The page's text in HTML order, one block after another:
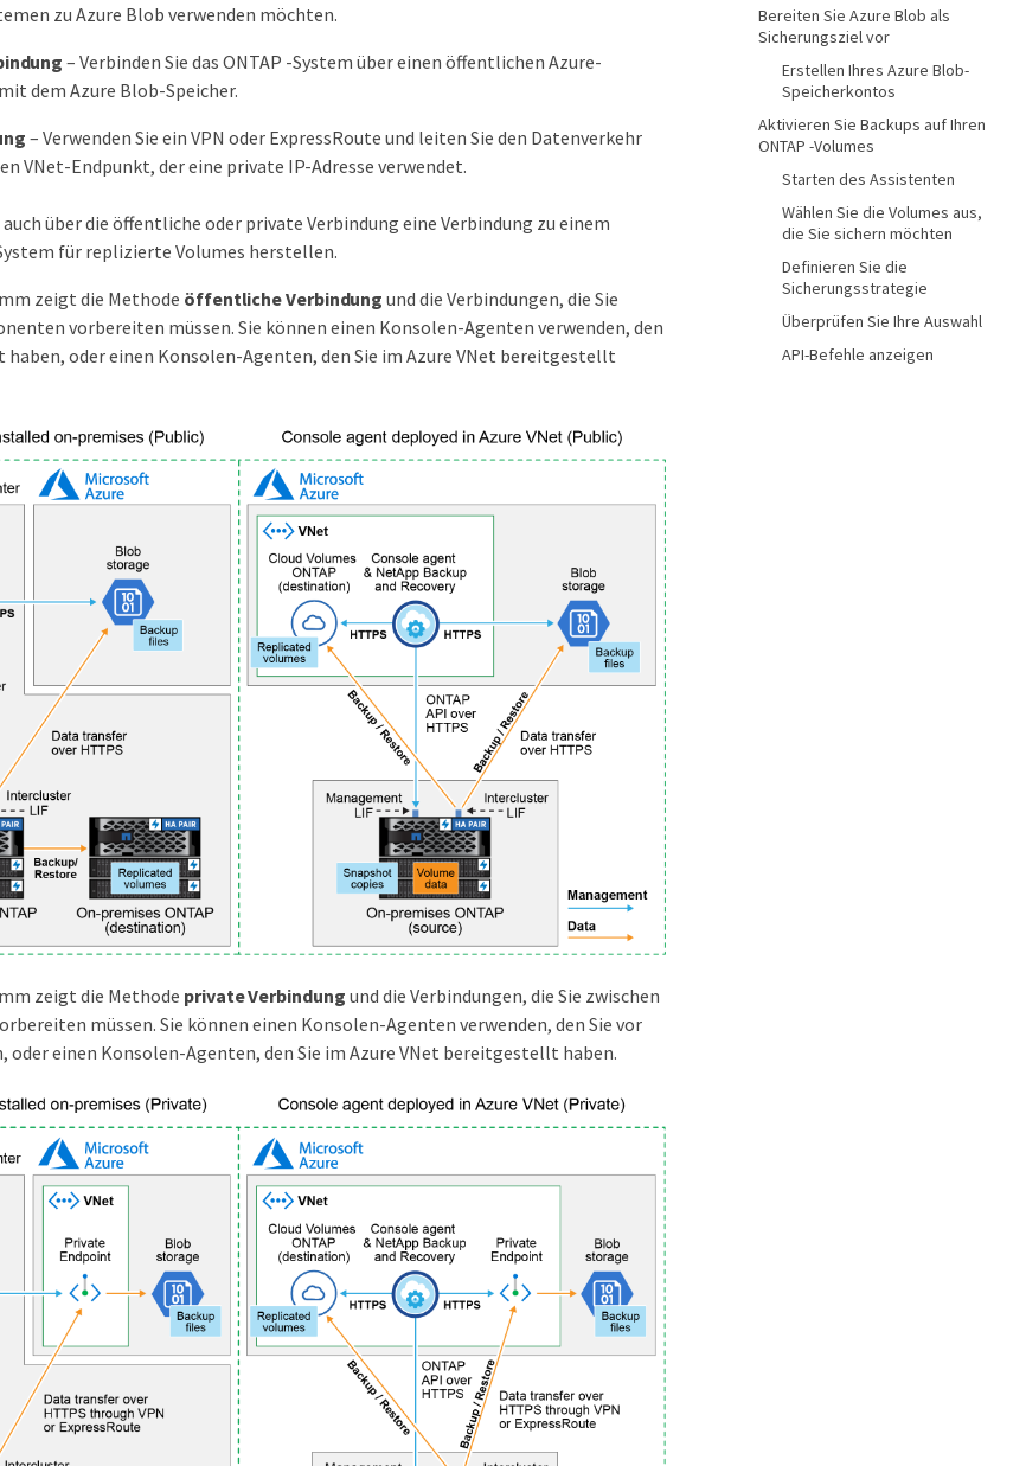
zu Azure Blob verwenden möchten.
– Verbinden Sie das ONTAP -System über einen öffentlichen Azure-
dem Azure Blob-Speicher.
– Verwenden Sie ein VPN oder ExpressRoute und leiten Sie den Datenverkehr
VNet-Endpunkt, der eine private IP-Adresse verwendet.
über die öffentliche oder private Verbindung eine Verbindung zu einem
für replizierte Volumes herstellen.
zeigt die Methode öffentliche Verbindung und die Verbindungen, die Sie
vorbereiten müssen. Sie können einen Konsolen-Agenten verwenden, den
oder einen Konsolen-Agenten, den Sie im Azure VNet bereitgestellt
zeigt die Methode private Verbindung und die Verbindungen, die Sie zwischen
müssen. Sie können einen Konsolen-Agenten verwenden, den Sie vor
einen Konsolen-Agenten, den Sie im Azure VNet bereitgestellt haben.
Bereiten Sie Azure Blob als
Sicherungsziel vor
Erstellen Ihres Azure Blob-
Speicherkontos
Aktivieren Sie Backups auf Ihren
ONTAP -Volumes
Starten des Assistenten
Wählen Sie die Volumes aus,
die Sie sichern möchten
Definieren Sie die
Sicherungsstrategie
Überprüfen Sie Ihre Auswahl
API-Befehle anzeigen